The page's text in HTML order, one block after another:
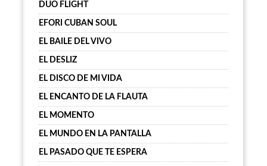
DUO FLIGHT
EFORI CUBAN SOUL
EL BAILE DEL VIVO
EL DESLIZ
EL DISCO DE MI VIDA
EL ENCANTO DE LA FLAUTA
EL MOMENTO
EL MUNDO EN LA PANTALLA
EL PASADO QUE TE ESPERA